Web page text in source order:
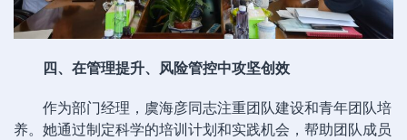
四、在管理提升、风险管控中攻坚创效
作为部门经理，虞海彦同志注重团队建设和青年团队培
养。她通过制定科学的培训计划和实践机会，帮助团队成员